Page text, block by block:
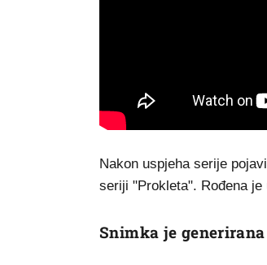
Nakon uspjeha serije
seriji "Prokleta". Rođena
Snimka je